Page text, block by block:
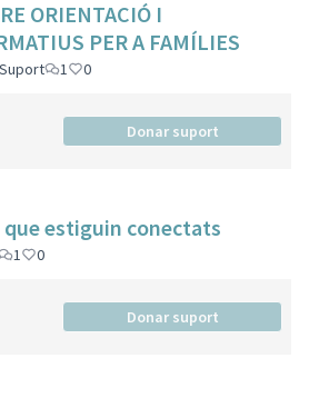
ORIENTACIÓ I
PER A FAMÍLIES
Suport 1 0
Donar suport
que estiguin conectats
1 0
Donar suport